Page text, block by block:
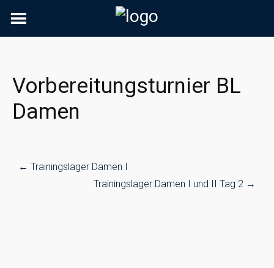
Vorbereitungsturnier BL
Damen
Post
← Trainingslager Damen I
Trainingslager Damen I und II Tag 2 →